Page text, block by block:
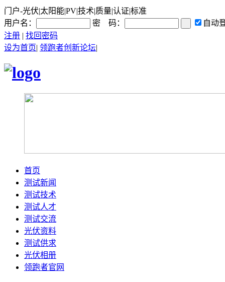
门户-光伏|太阳能|PV|技术|质量|认证|标准
用户名：
密 码：
自动
注册 | 找回密码
设为首页| 领跑者创新论坛|
首页
测试新闻
测试技术
测试人才
测试交流
光伏资料
测试供求
光伏相册
领跑者官网